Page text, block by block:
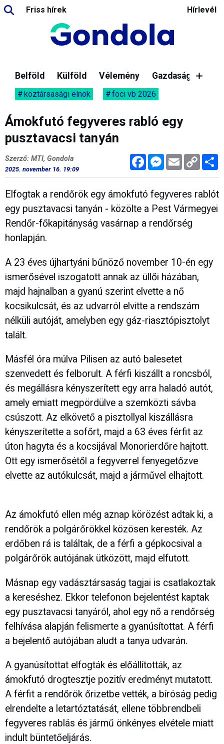
Friss hírek Hírlevél
Belföld Külföld Vélemény Gazdaság
köztársasági elnök foci vb 2026
Ámokfutó fegyveres rabló egy
pusztavacsi tanyán
FacebookMessenger
Email Copy
Link
Szerző: MTI, Gondola
2025. november 16. 19:09
Elfogtak a rendőrök egy ámokfutó fegyveres rablót
egy pusztavacsi tanyán - közölte a Pest Vármegyei
Rendőr-főkapitányság vasárnap a rendőrség
honlapján.
A 23 éves újhartyáni bűnöző november 10-én egy
ismerősével iszogatott annak az üllői házában,
majd hajnalban a gyanú szerint elvette a nő
kocsikulcsát, és az udvarról elvitte a rendszám
nélküli autóját, amelyben egy gáz-riasztópisztolyt
talált.
Másfél óra múlva Pilisen az autó balesetet
szenvedett és felborult. A férfi kiszállt a roncsból,
és megállásra kényszerített egy arra haladó autót,
amely emiatt megpördülve a szemközti sávba
csúszott. Az elkövető a pisztollyal kiszállásra
kényszerítette a sofőrt, majd a 63 éves férfit az
úton hagyta és a kocsijával Monorierdőre hajtott.
Ott egy ismerősétől a fegyverrel fenyegetőzve
elvette az autókulcsát, majd a járművel elhajtott.
Az ámokfutó ellen még aznap körözést adtak ki, a
rendőrök a polgárőrökkel közösen keresték. Az
erdőben rá is találtak, de a férfi a gépkocsival a
polgárőrök autójának ütközött, majd elfutott.
Másnap egy vadásztársaság tagjai is csatlakoztak
a kereséshez. Ekkor telefonon bejelentést kaptak
egy pusztavacsi tanyáról, ahol egy nő a rendőrség
felhívása alapján felismerte a gyanúsítottat. A férfi
a bejelentő autójában aludt a tanya udvarán.
A gyanúsítottat elfogták és előállították, az
ámokfutó drogtesztje pozitív eredményt mutatott.
A férfit a rendőrök őrizetbe vették, a bíróság pedig
elrendelte a letartóztatását, ellene többrendbeli
fegyveres rablás és jármű önkényes elvétele miatt
indult büntetőeljárás.